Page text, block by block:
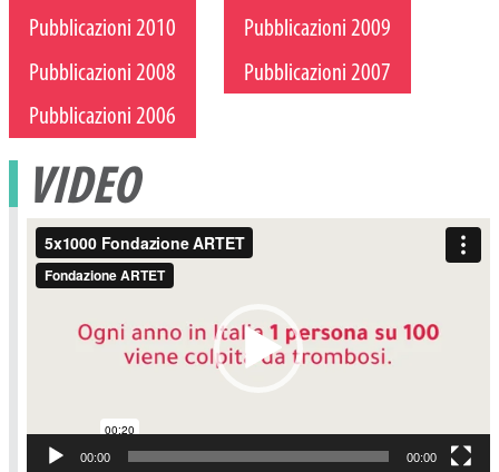
Pubblicazioni 2010
Pubblicazioni 2009
Pubblicazioni 2008
Pubblicazioni 2007
Pubblicazioni 2006
VIDEO
Video
Player
00:00 00:00